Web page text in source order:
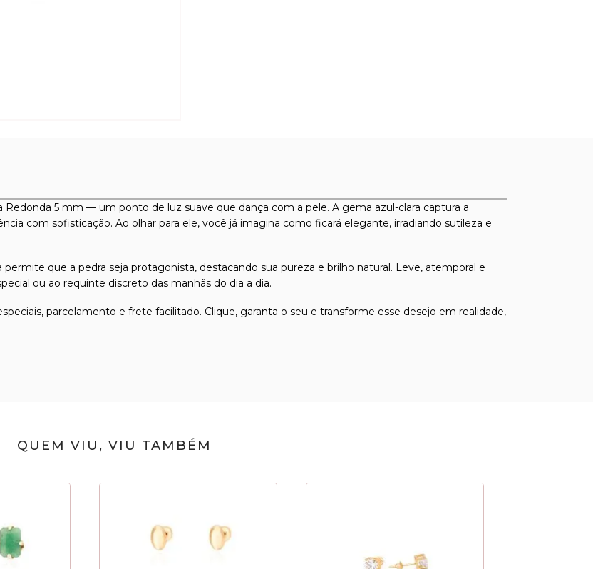
5 mm — um ponto de luz suave que dança com a pele. A gema azul-clara captura a
com sofisticação. Ao olhar para ele, você já imagina como ficará elegante, irradiando sutileza e
que a pedra seja protagonista, destacando sua pureza e brilho natural. Leve, atemporal e
ou ao requinte discreto das manhãs do dia a dia.
parcelamento e frete facilitado. Clique, garanta o seu e transforme esse desejo em realidade,
QUEM VIU, VIU TAMBÉM